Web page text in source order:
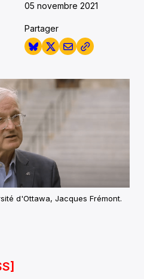
05 novembre 2021
Partager
d'Ottawa, Jacques Frémont.